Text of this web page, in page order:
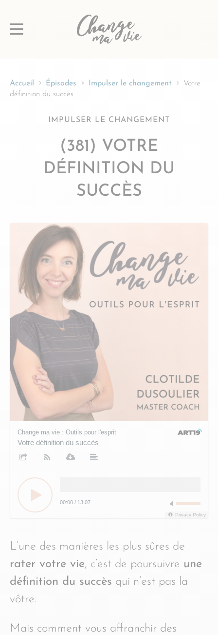
au
Accueil Épisodes Impulser le changement
Votre
définition du succès
IMPULSER LE CHANGEMENT
(381) VOTRE
DÉFINITION DU
SUCCÈS
Change ma vie : Outils pour l'esprit
Votre définition du succès
00:00 / 13:07
Privacy Policy
L’une des manières les plus sûres de
rater votre vie, c’est de poursuivre une
définition du succès qui n’est pas la
vôtre.
Mais comment vous affranchir des